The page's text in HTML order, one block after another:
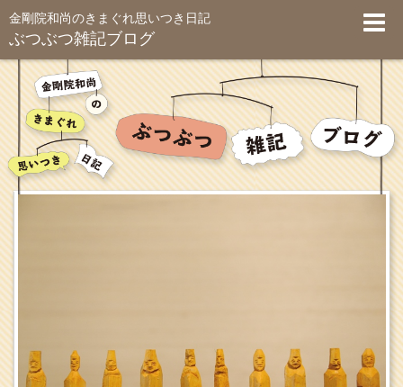
金剛院和尚のきまぐれ思いつき日記
ぶつぶつ雑記ブログ